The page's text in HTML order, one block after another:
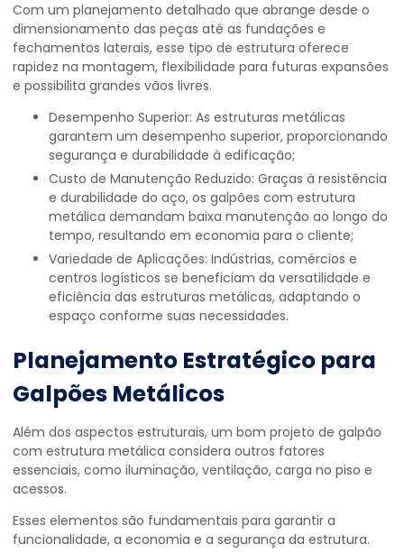
Com um planejamento detalhado que abrange desde o
dimensionamento das peças até as fundações e
fechamentos laterais, esse tipo de estrutura oferece
rapidez na montagem, flexibilidade para futuras expansões
e possibilita grandes vãos livres.
Desempenho Superior: As estruturas metálicas
garantem um desempenho superior, proporcionando
segurança e durabilidade à edificação;
Custo de Manutenção Reduzido: Graças à resistência
e durabilidade do aço, os galpões com estrutura
metálica demandam baixa manutenção ao longo do
tempo, resultando em economia para o cliente;
Variedade de Aplicações: Indústrias, comércios e
centros logísticos se beneficiam da versatilidade e
eficiência das estruturas metálicas, adaptando o
espaço conforme suas necessidades.
Planejamento Estratégico para
Galpões Metálicos
Além dos aspectos estruturais, um bom projeto de galpão
com estrutura metálica considera outros fatores
essenciais, como iluminação, ventilação, carga no piso e
acessos.
Esses elementos são fundamentais para garantir a
funcionalidade, a economia e a segurança da estrutura.